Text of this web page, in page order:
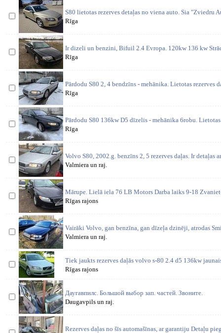
S80 lietotas rezerves detaļas no viena auto. Sia "Zviedru
Rīga
Ir dizeli un benzini, Bifuil 2.4 Evropa. 120kw 136 kw
Rīga
Pārdodu S80 2, 4 bendzīns - mehānika. Lietotas rezerves
Rīga
Pārdodu S80 136kw D5 dīzelis - mehānika 6robu. Lietotas
Rīga
Volvo S80, 2002.g. benzīns 2, 5 rezerves daļas. Ir detaļas
Valmiera un raj.
Mārupe. Lielā iela 76 LB Motors Darba laiks 9-18
Rīgas rajons
Vairāki Volvo, gan benzīna, gan dīzeļa dzinēji, atrodas
Valmiera un raj.
Tiek jaukts rezerves daļās volvo s-80 2.4 d5 136kw
Rīgas rajons
Даугавпилс. Большой выбор зап. частей. Звоните.
Daugavpils un raj.
Rezerves daļas no šīs automašīnas, ar garantiju Detaļu